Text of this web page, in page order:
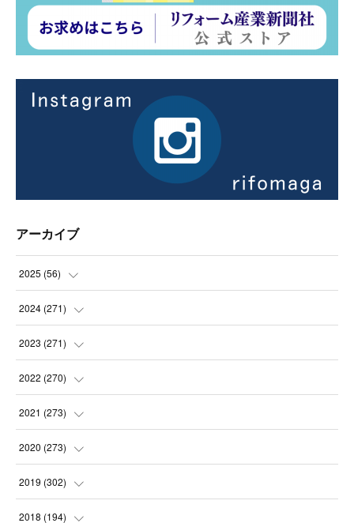
アーカイブ
2025 (56)
(14
(21
(21
2024 (271)
(21
(22
(23
(22
2023 (271)
(22
(23
(23
(21
2022 (270)
(23
(23
(22
(23
2021 (273)
(24
(23
(22
2020 (273)
(24
(22
2019 (302)
(23
2018 (194)